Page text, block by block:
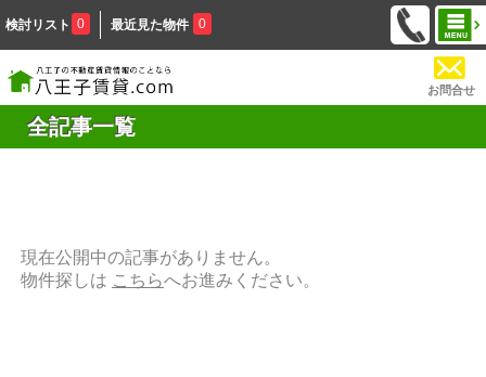
検討リスト 0 最近見た物件 0
お問合せ
全記事一覧
現在公開中の記事がありません。
物件探しは こちらへお進みください。